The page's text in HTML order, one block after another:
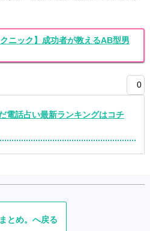
クニック】成功者が教えるAB型男
0
電話占い最新ランキングはコチ